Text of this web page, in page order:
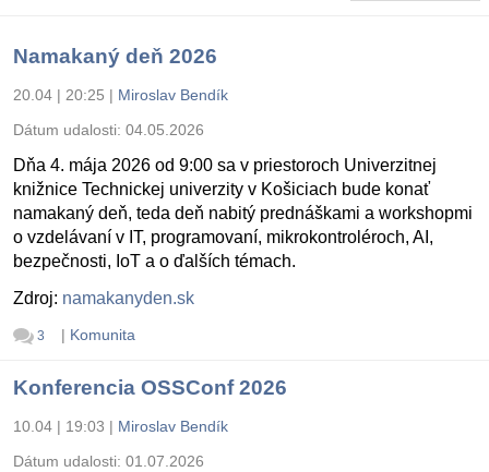
Namakaný deň 2026
20.04 | 20:25 | Miroslav Bendík
Dátum udalosti: 04.05.2026
Dňa 4. mája 2026 od 9:00 sa v priestoroch Univerzitnej
knižnice Technickej univerzity v Košiciach bude konať
namakaný deň, teda deň nabitý prednáškami a workshopmi
o vzdelávaní v IT, programovaní, mikrokontroléroch, AI,
bezpečnosti, IoT a o ďalších témach.
Zdroj: namakanyden.sk
3 | Komunita
Konferencia OSSConf 2026
10.04 | 19:03 | Miroslav Bendík
Dátum udalosti: 01.07.2026